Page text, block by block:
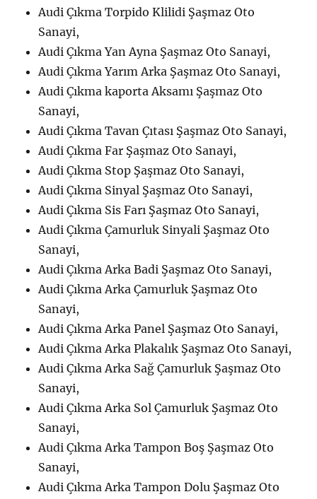
Audi Çıkma Torpido Klilidi Şaşmaz Oto
Sanayi,
Audi Çıkma Yan Ayna Şaşmaz Oto Sanayi,
Audi Çıkma Yarım Arka Şaşmaz Oto Sanayi,
Audi Çıkma kaporta Aksamı Şaşmaz Oto
Sanayi,
Audi Çıkma Tavan Çıtası Şaşmaz Oto Sanayi,
Audi Çıkma Far Şaşmaz Oto Sanayi,
Audi Çıkma Stop Şaşmaz Oto Sanayi,
Audi Çıkma Sinyal Şaşmaz Oto Sanayi,
Audi Çıkma Sis Farı Şaşmaz Oto Sanayi,
Audi Çıkma Çamurluk Sinyali Şaşmaz Oto
Sanayi,
Audi Çıkma Arka Badi Şaşmaz Oto Sanayi,
Audi Çıkma Arka Çamurluk Şaşmaz Oto
Sanayi,
Audi Çıkma Arka Panel Şaşmaz Oto Sanayi,
Audi Çıkma Arka Plakalık Şaşmaz Oto Sanayi,
Audi Çıkma Arka Sağ Çamurluk Şaşmaz Oto
Sanayi,
Audi Çıkma Arka Sol Çamurluk Şaşmaz Oto
Sanayi,
Audi Çıkma Arka Tampon Boş Şaşmaz Oto
Sanayi,
Audi Çıkma Arka Tampon Dolu Şaşmaz Oto